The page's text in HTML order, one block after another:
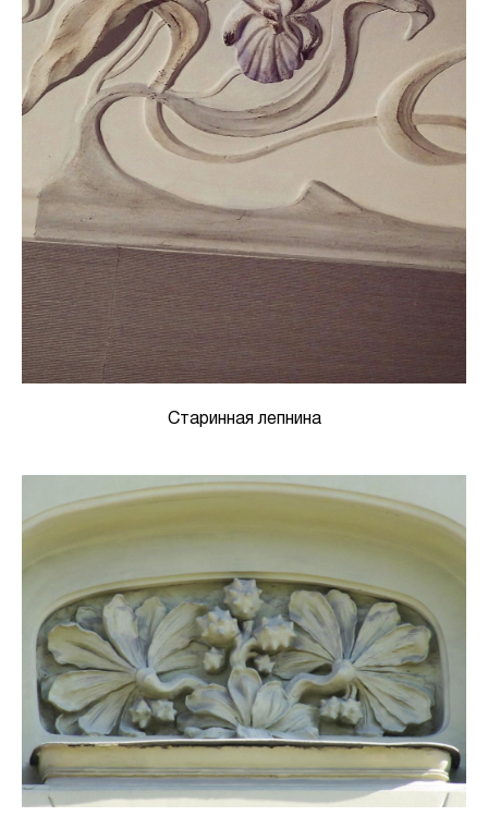
Старинная лепнина